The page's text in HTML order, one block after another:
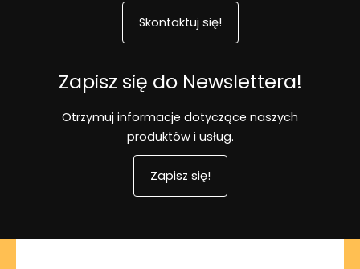
Skontaktuj się!
Zapisz się do Newslettera!
Otrzymuj informacje dotyczące naszych
produktów i usług.
Zapisz się!